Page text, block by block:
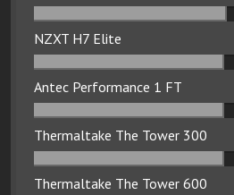
NZXT H7 Elite
Antec Performance 1 FT
Thermaltake The Tower 300
Thermaltake The Tower 600